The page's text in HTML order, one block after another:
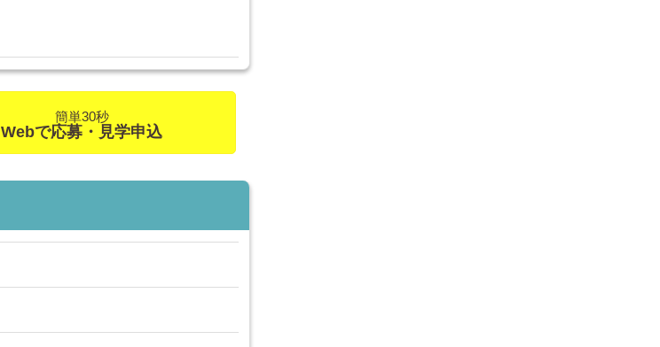
簡単30秒
Webで応募・見学申込